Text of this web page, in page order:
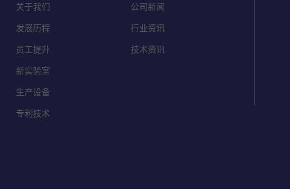
关于我们
发展历程
员工提升
新实验室
生产设备
专利技术
公司新闻
行业资讯
技术资讯